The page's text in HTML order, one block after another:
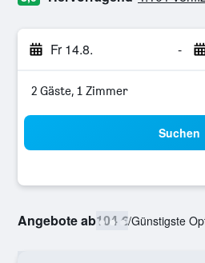
Fr 14.8. -
2 Gäste, 1 Zimmer
Suchen
Angebote ab104 €/Günstigste